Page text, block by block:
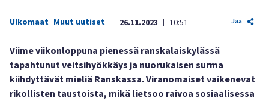
Ulkomaat Muut uutiset 26.11.2023 | 10:51 Jaa
Viime viikonloppuna pienessä ranskalaiskylässä
tapahtunut veitsihyökkäys ja nuorukaisen surma
kiihdyttävät mieliä Ranskassa. Viranomaiset vaikenevat
rikollisten taustoista, mikä lietsoo raivoa sosiaalisessa